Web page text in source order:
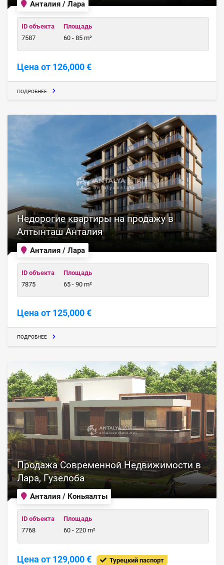
Анталия / Лара
ID объекта
7587
Площадь
60 - 85 m²
Цена от 126,000 €
ПОДРОБНЕЕ
Анталия / Лара
Недорогие квартиры на продажу в
Алтынташ Анталия
ID объекта
7875
Площадь
65 - 90 m²
Цена от 125,000 €
ПОДРОБНЕЕ
Анталия / Коньяалты
Продажа Современной Недвижимости в
Лара, Гузелоба
ID объекта
7768
Площадь
60 - 220 m²
Цена от 129,000 € Турецкий паспорт